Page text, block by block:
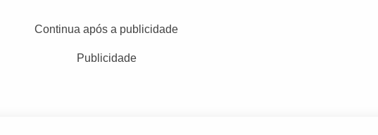
Continua após a publicidade
Publicidade